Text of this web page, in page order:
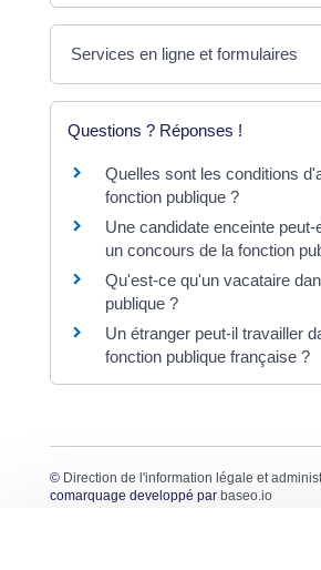
Services en ligne et formulaires
Questions ? Réponses !
Quelles sont les conditions
fonction publique ?
Une candidate enceinte peut-
un concours de la fonction
Qu'est-ce qu'un vacataire
publique ?
Un étranger peut-il travailler
fonction publique française ?
© Direction de l'information légale et
comarquage developpé par baseo.io